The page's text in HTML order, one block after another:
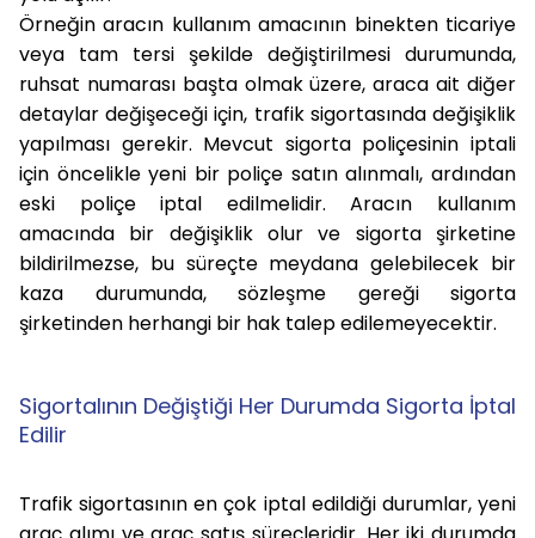
Örneğin aracın kullanım amacının binekten ticariye
veya tam tersi şekilde değiştirilmesi durumunda,
ruhsat numarası başta olmak üzere, araca ait diğer
detaylar değişeceği için, trafik sigortasında değişiklik
yapılması gerekir. Mevcut sigorta poliçesinin iptali
için öncelikle yeni bir poliçe satın alınmalı, ardından
eski poliçe iptal edilmelidir. Aracın kullanım
amacında bir değişiklik olur ve sigorta şirketine
bildirilmezse, bu süreçte meydana gelebilecek bir
kaza durumunda, sözleşme gereği sigorta
şirketinden herhangi bir hak talep edilemeyecektir.
Sigortalının Değiştiği Her Durumda Sigorta İptal
Edilir
Trafik sigortasının en çok iptal edildiği durumlar, yeni